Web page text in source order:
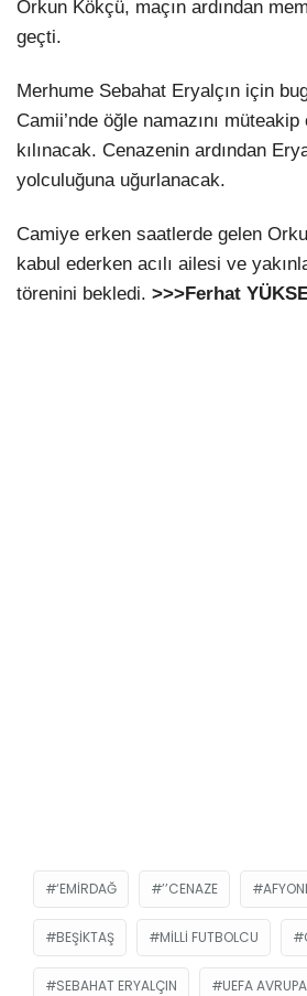
Orkun Kökçü, maçın ardından
geçti.
Merhume Sebahat Eryalçın için
Camii’nde öğle namazını müteakip
kılınacak. Cenazenin ardından
yolculuğuna uğurlanacak.
Camiye erken saatlerde gelen
kabul ederken acılı ailesi ve
törenini bekledi. >>>Ferhat
‘EMIRDAĞ ’’CENAZE
BEŞIKTAŞ MILLI FUTBOLCU
SEBAHAT ERYALÇIN UEFA